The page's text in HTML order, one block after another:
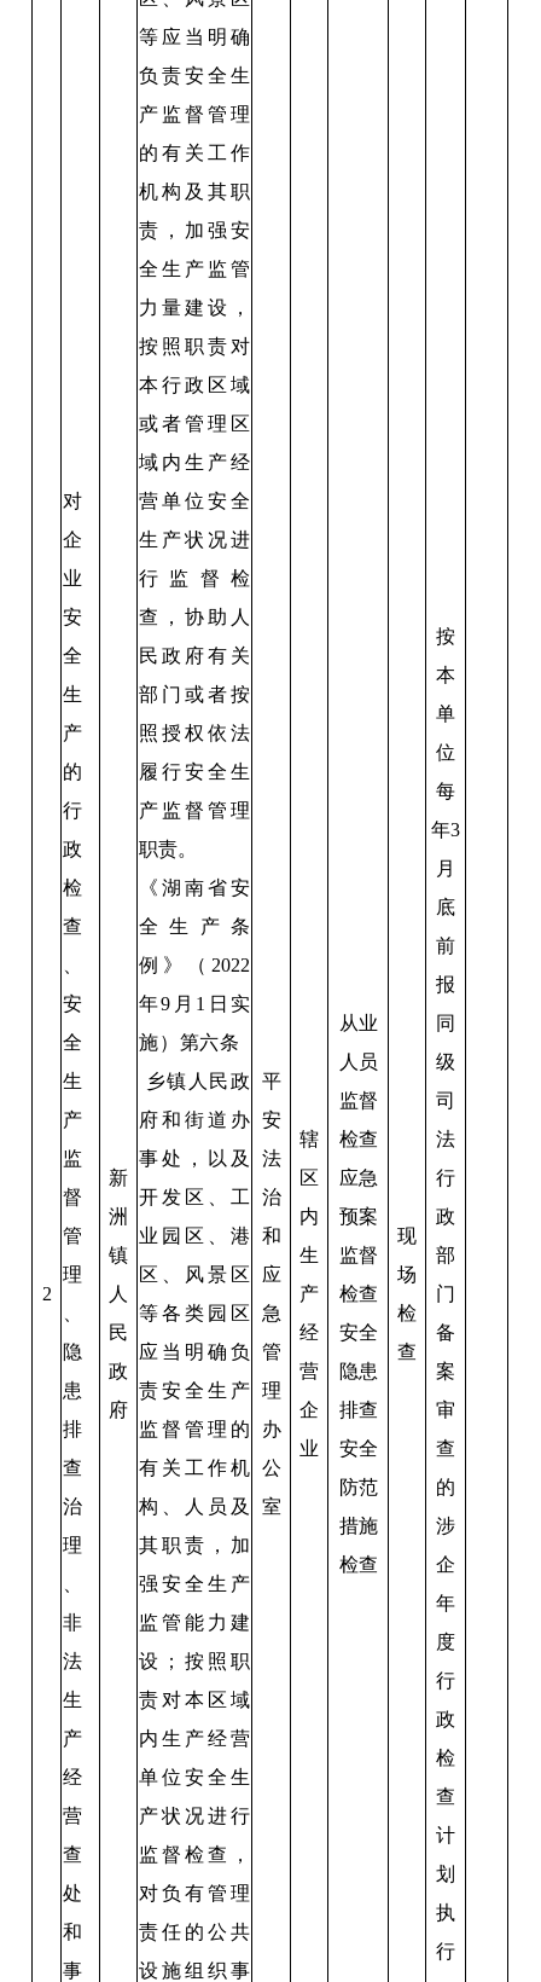
2
对
企
业
安
全
生
产
的
行
政
检
查
安
全
生
产
监
督
管
理
隐
患
排
查
治
理
非
法
生
产
经
营
查
处
和
事
新
洲
镇
人
民
政
府
等应当明确
负责安全生
产监督管理
的有关工作
机构及其职
责，加强安
全生产监管
力量建设，
按照职责对
本行政区域
或者管理区
域内生产经
营单位安全
生产状况进
行监督检
查，协助人
民政府有关
部门或者按
照授权依法
履行安全生
产监督管理
职责。
《湖南省安
全生产条
例》（2022
年9月1日实
施）第六条
乡镇人民政
府和街道办
事处，以及
开发区、工
业园区、港
区、风景区
等各类园区
应当明确负
责安全生产
监督管理的
有关工作机
构、人员及
其职责，加
强安全生产
监管能力建
设；按照职
责对本区域
内生产经营
单位安全生
产状况进行
监督检查，
对负有管理
责任的公共
设施组织事
平
安
法
治
和
应
急
管
理
办
公
室
辖
区
内
生
产
经
营
企
业
从业
人员
监督
检查
应急
预案
监督
检查
安全
隐患
排查
安全
防范
措施
检查
现
场
检
查
按
本
单
位
每
年3
月
底
前
报
同
级
司
法
行
政
部
门
备
案
审
查
的
涉
企
年
度
行
政
检
查
计
划
执
行